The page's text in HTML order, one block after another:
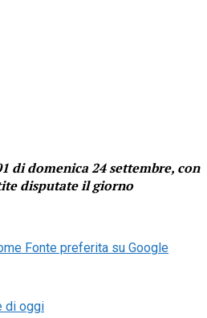
di domenica 24 settembre, con
disputate il giorno
Fonte preferita su Google
di oggi